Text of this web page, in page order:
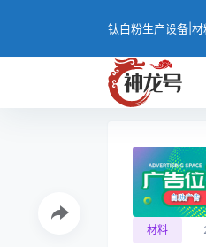
钛白粉生产设备|
材料